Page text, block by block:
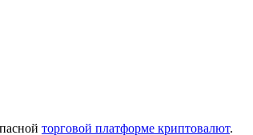
торговой платформе криптовалют.